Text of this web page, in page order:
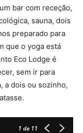
bar com receção,
sauna, dois
preparado para
que o yoga está
Eco Lodge é
sem ir para
a dois ou sozinho,
1 de 11